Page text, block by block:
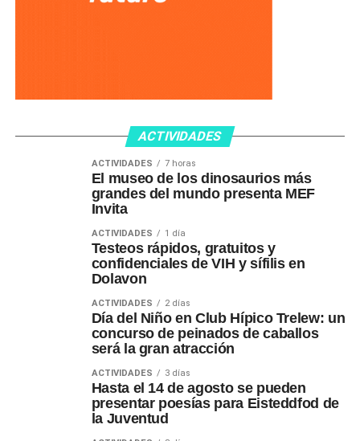
ACTIVIDADES
ACTIVIDADES 7 horas
El museo de los dinosaurios más
grandes del mundo presenta MEF
Invita
ACTIVIDADES 1 día
Testeos rápidos, gratuitos y
confidenciales de VIH y sífilis en
Dolavon
ACTIVIDADES 2 días
Día del Niño en Club Hípico Trelew: un
concurso de peinados de caballos
será la gran atracción
ACTIVIDADES 3 días
Hasta el 14 de agosto se pueden
presentar poesías para Eisteddfod de
la Juventud